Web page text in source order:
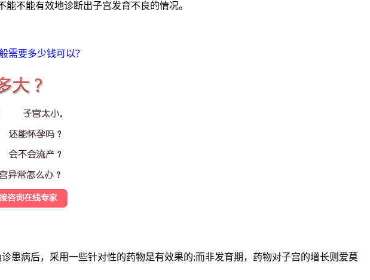
不能有效地诊断出子宫发育不良的情况。
需要多少钱可以？
病后，采用一些针对性的药物是有效果的;而非发育期，药物对子宫的增长则爱莫